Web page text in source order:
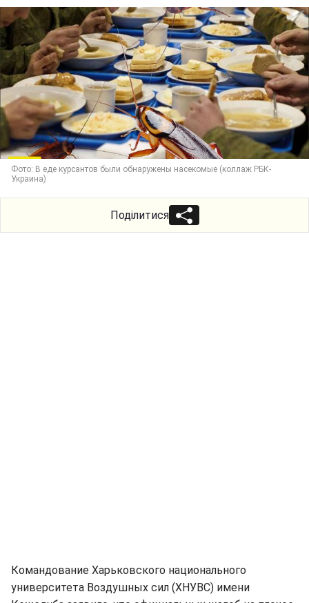
Фото: В еде курсантов были обнаружены насекомые (коллаж РБК-
Украина)
Поділитися
Командование Харьковского национального
университета Воздушных сил (ХНУВС) имени